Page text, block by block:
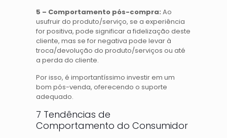
5 – Comportamento pós-compra: Ao
usufruir do produto/serviço, se a experiência
for positiva, pode significar a fidelização deste
cliente, mas se for negativa pode levar à
troca/devolução do produto/serviços ou até
a perda do cliente.
Por isso, é importantíssimo investir em um
bom pós-venda, oferecendo o suporte
adequado.
7 Tendências de
Comportamento do Consumidor